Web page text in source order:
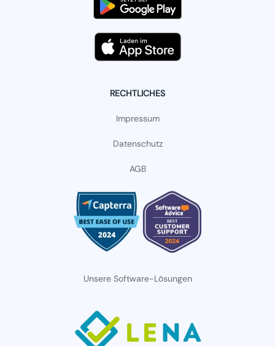
RECHTLICHES
Impressum
Datenschutz
AGB
Unsere Software-Lösungen